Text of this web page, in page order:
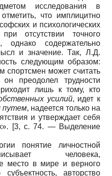
исследования в
что имплицитно
и психологических
отсутствии точного
содержательно
и значение. Так, Л.Д.
следующим образом:
может считать
преодолел трудности
лишь к тому, кто
усилий, идет к
путем, надеется только на
и утверждает себя
[3, с. 74. — Выделение
понятие личностной
человека,
место в мире и верного
авторство